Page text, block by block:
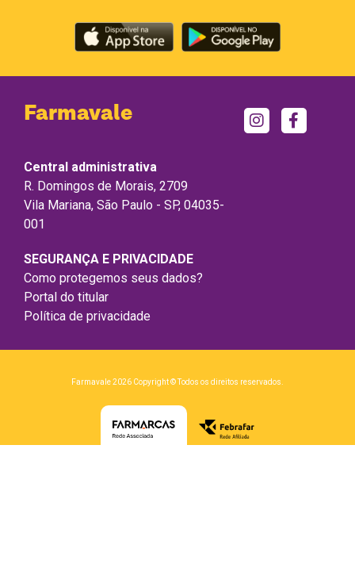
Farmavale
Central administrativa
R. Domingos de Morais, 2709
Vila Mariana, São Paulo - SP, 04035-
001
SEGURANÇA E PRIVACIDADE
Como protegemos seus dados?
Portal do titular
Política de privacidade
Farmavale 2026 Copyright © Todos os direitos reservados.